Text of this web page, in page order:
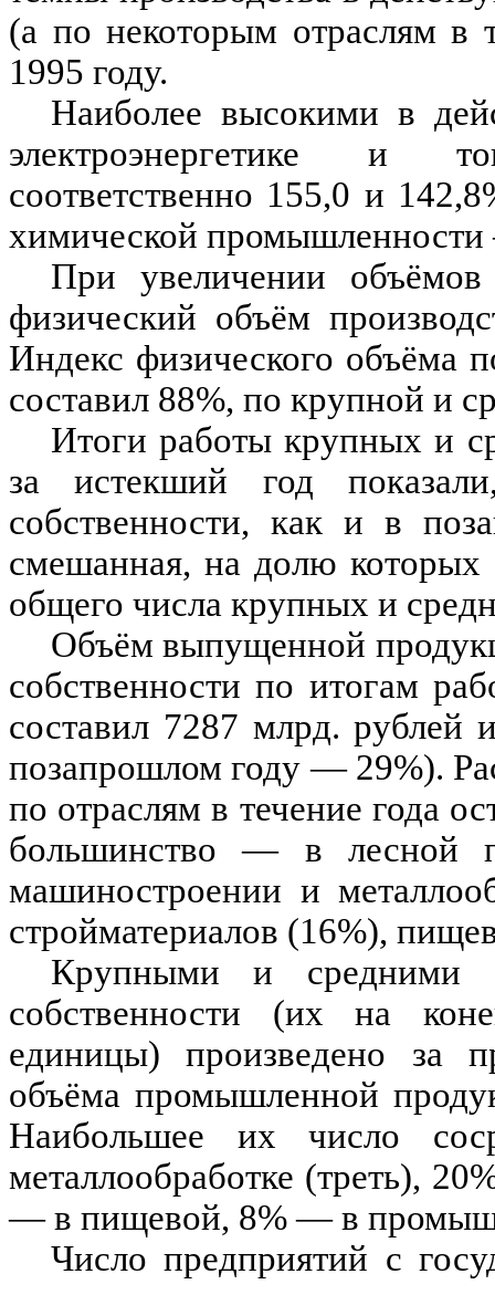
(а по некоторым отраслям
1995 году.
Наиболее высокими в
электроэнергетике и
соответственно 155,0 и
химической
При увеличении
физический объём
Индекс физического объёма
составил 88%, по крупной и
Итоги работы крупных и
за истекший год
собственности, как и в
смешанная, на долю которых
общего числа крупных и
Объём выпущенной
собственности по итогам
составил 7287 млрд. рублей
позапрошлом году — 29%).
по отраслям в течение года
большинство — в лесной
машиностроении и
стройматериалов (16%),
Крупными и средними
собственности (их на
единицы) произведено за
объёма промышленной
Наибольшее их число
металлообработке (треть),
— в пищевой, 8% — в
Число предприятий с